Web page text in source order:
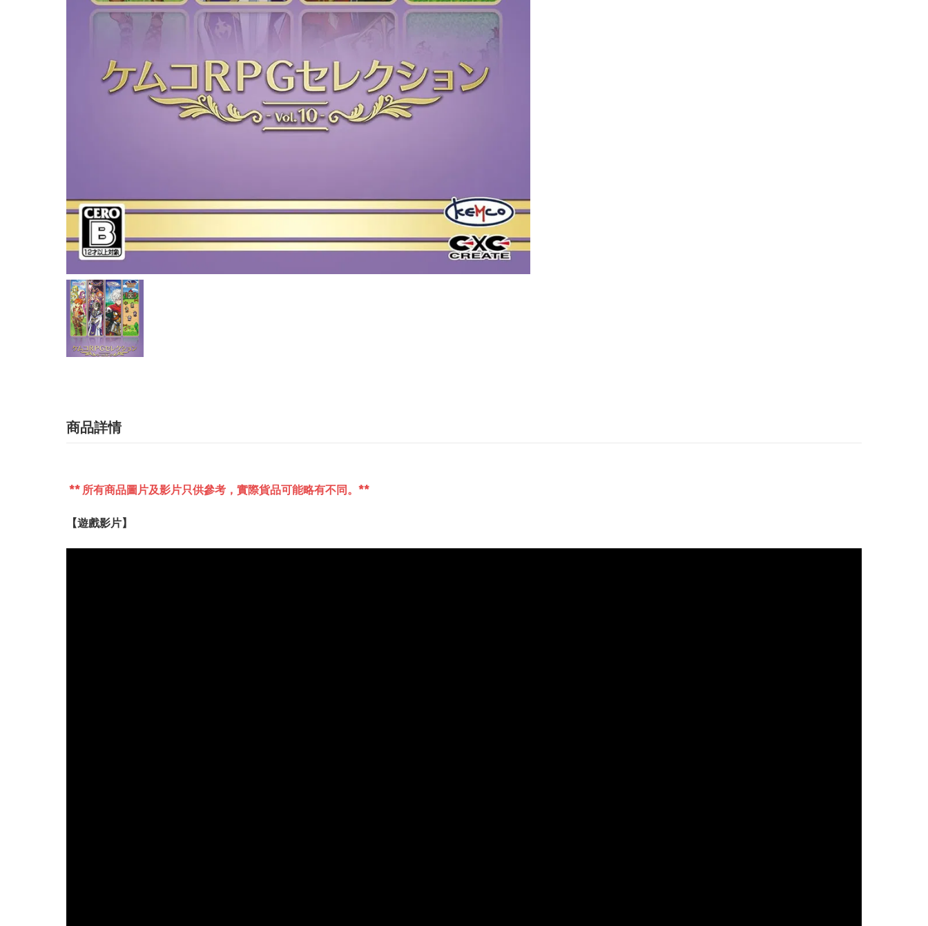
商品詳情
** 所有商品圖片及影片只供參考，實際貨品可能略有不同。**
【遊戲影片】